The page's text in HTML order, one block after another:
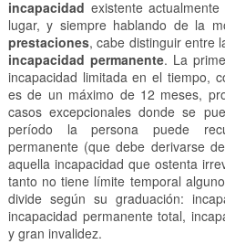
incapacidad existente
lugar, y siempre hablando de la
prestaciones, cabe distinguir entre
incapacidad permanente. La
incapacidad limitada en el tiempo,
es de un máximo de 12 meses,
casos excepcionales donde se
período la persona puede
permanente (que debe derivarse
aquella incapacidad que ostenta
tanto no tiene límite temporal
divide según su graduación:
incapacidad permanente total,
y gran invalidez.